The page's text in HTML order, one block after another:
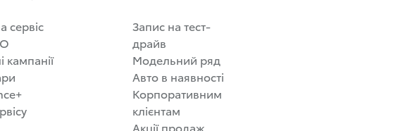
сервіс
кампанії
Запис на тест-
драйв
Модельний ряд
Авто в наявності
Корпоративним
клієнтам
Акції продаж